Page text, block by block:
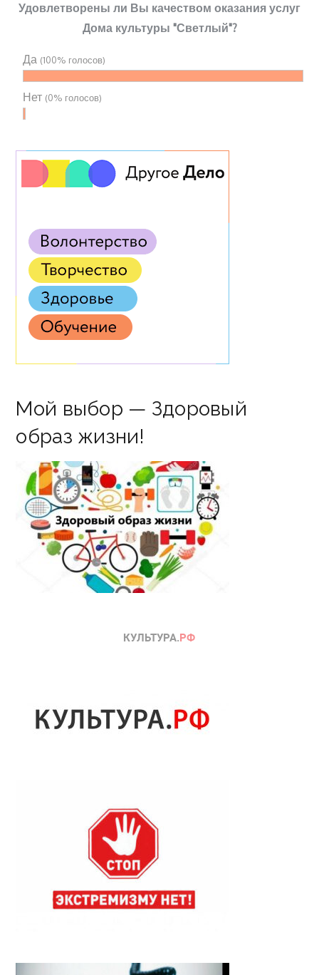
Удовлетворены ли Вы качеством оказания услуг
Дома культуры "Светлый"?
Да (100% голосов)
Нет (0% голосов)
Мой выбор — Здоровый
образ жизни!